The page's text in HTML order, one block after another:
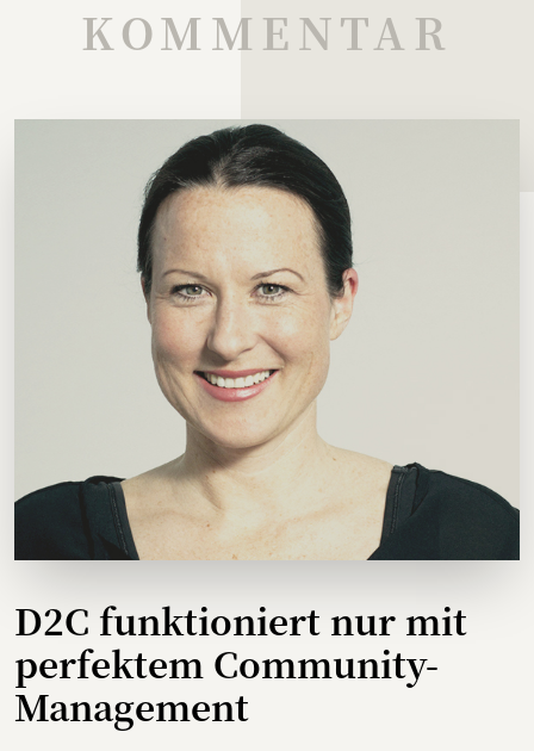
KOMMENTAR
D2C funktioniert nur mit
perfektem Community-
Management